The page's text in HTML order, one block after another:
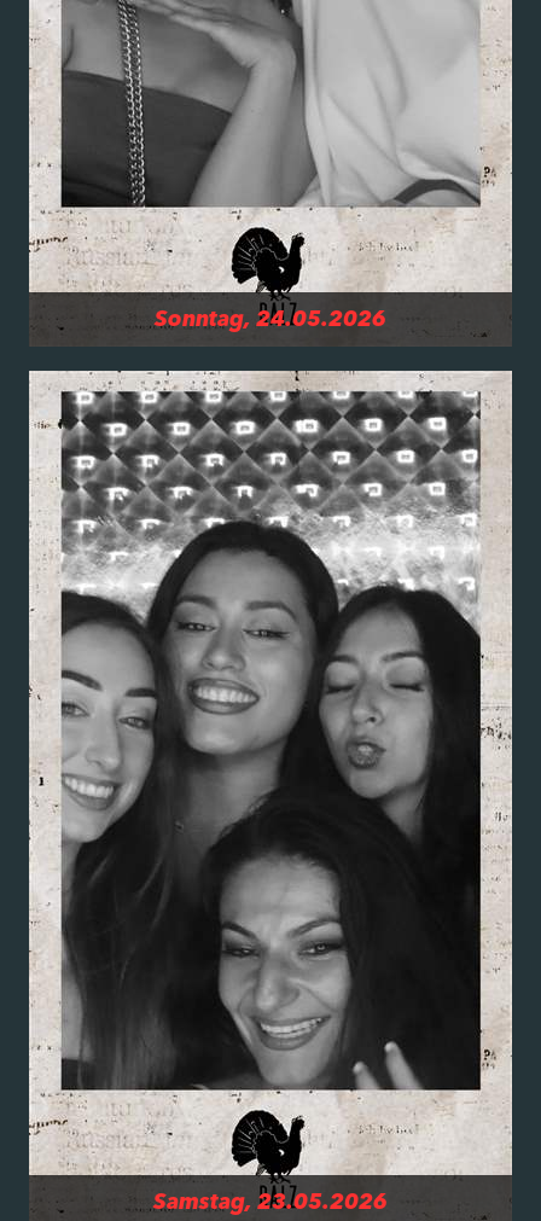
Sonntag, 24.05.2026
Samstag, 23.05.2026